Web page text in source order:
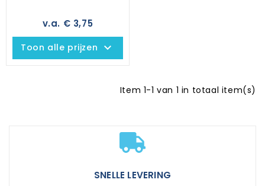
v.a. € 3,75
Toon alle prijzen keyboard_arrow_down
Item 1-1 van 1 in totaal item(s)
SNELLE LEVERING